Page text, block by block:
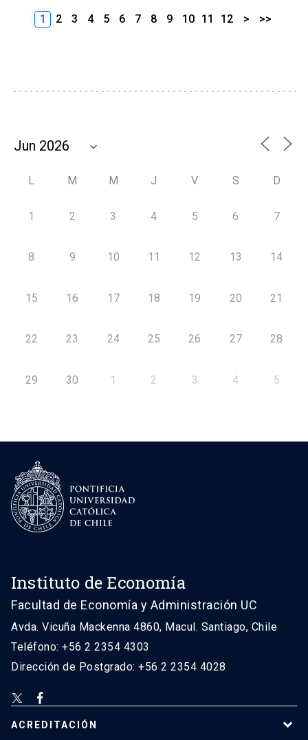
1 2 3 4 5 6 7 8 9 10 11 12 > >>
L M M J V S D
1 2 3 4 5 6 7
8 9 10 11 12 13 14
15 16 17 18 19 20 21
22 23 24 25 26 27 28
29 30 1 2 3 4 5
Instituto de Economía
Facultad de Economía y Administración UC
Avda. Vicuña Mackenna 4860, Macul. Santiago, Chile
Teléfono: +56 2 2354 4303
Dirección de Postgrado: +56 2 2354 4028
ACREDITACIÓN